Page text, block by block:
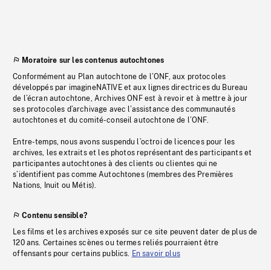
Moratoire sur les contenus autochtones
Conformément au Plan autochtone de l’ONF, aux protocoles
développés par imagineNATIVE et aux lignes directrices du Bureau
de l’écran autochtone, Archives ONF est à revoir et à mettre à jour
ses protocoles d’archivage avec l’assistance des communautés
autochtones et du comité-conseil autochtone de l’ONF.
Entre-temps, nous avons suspendu l’octroi de licences pour les
archives, les extraits et les photos représentant des participants et
participantes autochtones à des clients ou clientes qui ne
s’identifient pas comme Autochtones (membres des Premières
Nations, Inuit ou Métis).
Contenu sensible?
Les films et les archives exposés sur ce site peuvent dater de plus de
120 ans. Certaines scènes ou termes reliés pourraient être
offensants pour certains publics. En savoir plus